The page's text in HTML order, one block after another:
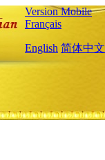
Version Mobile
Français
English 简体中文